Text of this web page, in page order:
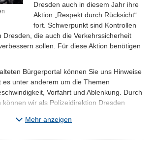
Dresden auch in diesem Jahr ihre
Aktion „Respekt durch Rücksicht“
fort. Schwerpunkt sind Kontrollen
Dresden, die auch die Verkehrssicherheit
sollen. Für diese Aktion benötigen
Bürgerportal können Sie uns Hinweise
es unter anderem um die Themen
Vorfahrt und Ablenkung. Durch
können wir als Polizeidirektion Dresden
kontrollieren und so Verkehrsunfälle
Mehr anzeigen